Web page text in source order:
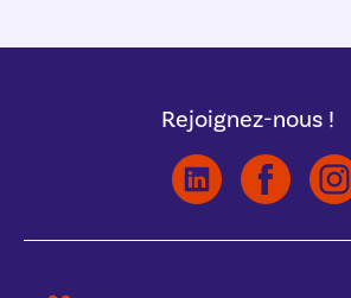
Rejoignez-nous !